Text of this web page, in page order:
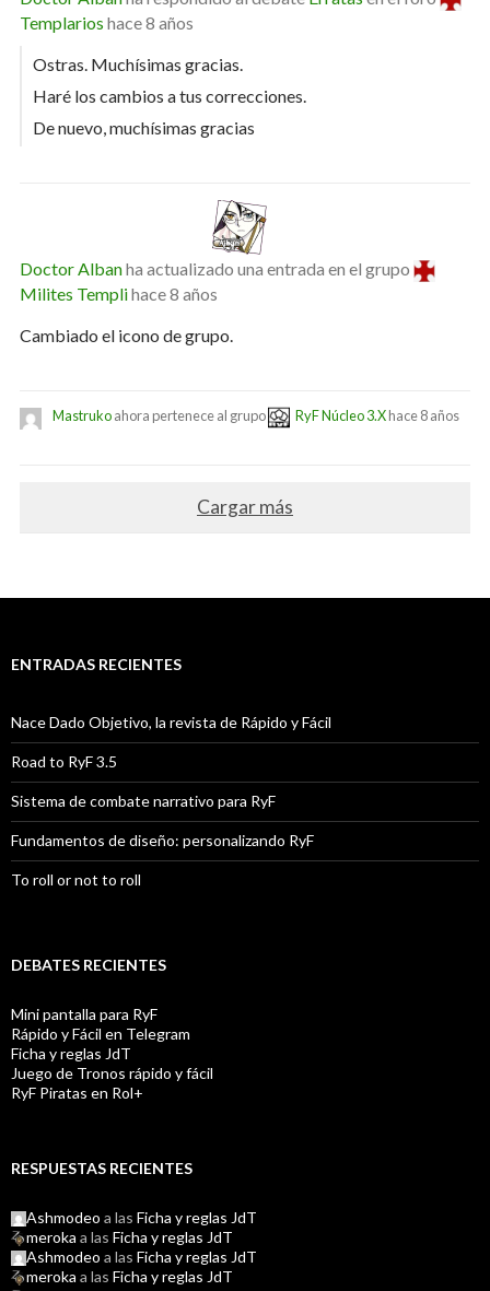
Templarios hace 8 años
Ostras. Muchísimas gracias.
Haré los cambios a tus correcciones.
De nuevo, muchísimas gracias
Doctor Albanha actualizado una entrada en el grupo
Milites Templihace 8 años
Cambiado el icono de grupo.
Mastrukoahora pertenece al grupo RyF Núcleo 3.Xhace 8 años
Cargar más
ENTRADAS RECIENTES
Nace Dado Objetivo, la revista de Rápido y Fácil
Road to RyF 3.5
Sistema de combate narrativo para RyF
Fundamentos de diseño: personalizando RyF
To roll or not to roll
DEBATES RECIENTES
Mini pantalla para RyF
Rápido y Fácil en Telegram
Ficha y reglas JdT
Juego de Tronos rápido y fácil
RyF Piratas en Rol+
RESPUESTAS RECIENTES
Ashmodeo a las Ficha y reglas JdT
meroka a las Ficha y reglas JdT
Ashmodeo a las Ficha y reglas JdT
meroka a las Ficha y reglas JdT